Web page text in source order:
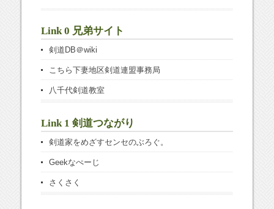
Link 0 兄弟サイト
剣道DB＠wiki
こちら下妻地区剣道連盟事務局
八千代剣道教室
Link 1 剣道つながり
剣道家をめざすセンセのぶろぐ。
Geekなぺーじ
さくさく